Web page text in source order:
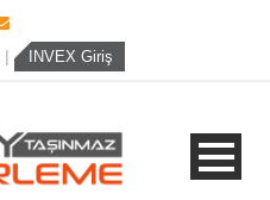
| INVEX Giriş